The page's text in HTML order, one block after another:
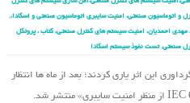
اتوماسیون صنعتی، امنیت سایبری اتوماسیون صنعتی و اسکادا،,
احمدیان، امنیت سیستم های کنترل صنعتی، کتاب ، پروتکل
صنعتی,تست نفوذ سیستم اسکادا
این اثر یاری کردند؛ بعد از ماه ها انتظار